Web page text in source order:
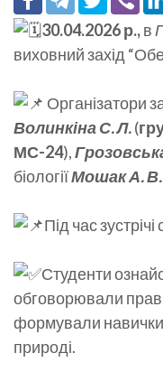
30.04.2026 р.,в
виховний захід
Організатори
Волинкіна С. Л.(
МС-24),
біологіїМошак А.
Під час
Студенти
обговорювали
формували навички
природі.